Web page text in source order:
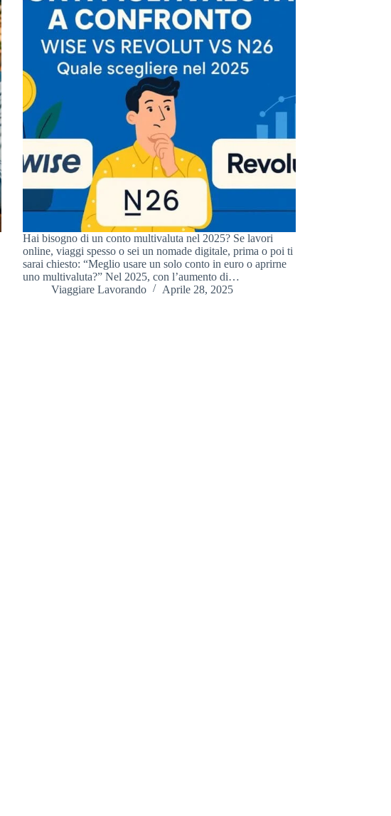
Hai bisogno di un conto multivaluta nel 2025? Se lavori
online, viaggi spesso o sei un nomade digitale, prima o poi ti
sarai chiesto: “Meglio usare un solo conto in euro o aprirne
uno multivaluta?” Nel 2025, con l’aumento di…
Viaggiare Lavorando
Aprile 28, 2025